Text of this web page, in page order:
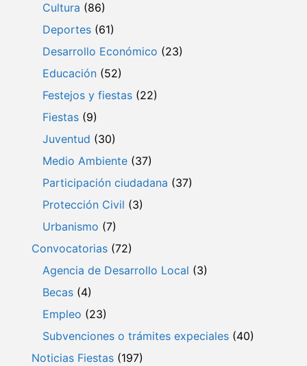
Cultura (86)
Deportes (61)
Desarrollo Económico (23)
Educación (52)
Festejos y fiestas (22)
Fiestas (9)
Juventud (30)
Medio Ambiente (37)
Participación ciudadana (37)
Protección Civil (3)
Urbanismo (7)
Convocatorias (72)
Agencia de Desarrollo Local (3)
Becas (4)
Empleo (23)
Subvenciones o trámites expeciales (40)
Noticias Fiestas (197)